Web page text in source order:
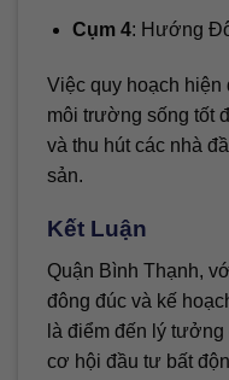
Cụm 4: Hướng
Việc quy hoạch hiện
môi trường sống tốt
và thu hút các nhà
sản.
Kết Luận
Quận Bình Thạnh,
đông đúc và kế
là điểm đến lý
cơ hội đầu tư bất